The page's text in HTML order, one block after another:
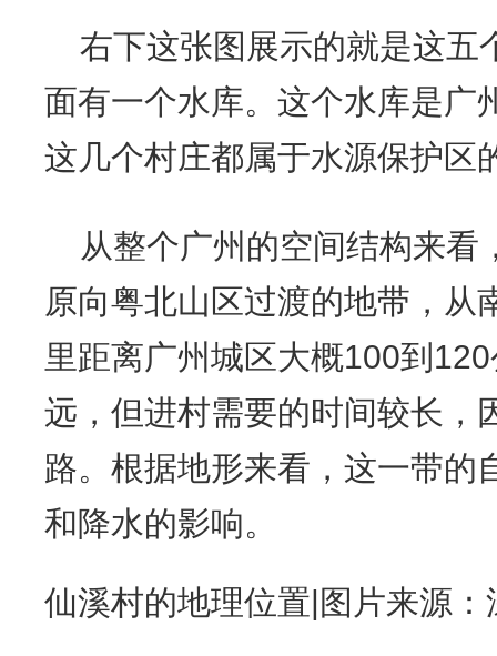
右下这张图展示的就是这五
面有一个水库。这个水库是广
这几个村庄都属于水源保护区
从整个广州的空间结构来看
原向粤北山区过渡的地带，从
里距离广州城区大概100到
远，但进村需要的时间较长，
路。根据地形来看，这一带的
和降水的影响。
仙溪村的地理位置|图片来源：